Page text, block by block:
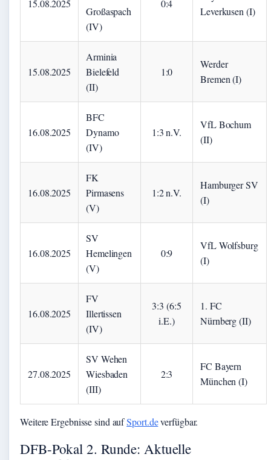
15.08.2025
Großaspach
(IV)
0:4
Leverkusen (I)
15.08.2025
Arminia
Bielefeld
(II)
1:0
Werder
Bremen (I)
16.08.2025
BFC
Dynamo
(IV)
1:3 n.V.
VfL Bochum
(II)
16.08.2025
FK
Pirmasens
(V)
1:2 n.V.
Hamburger SV
(I)
16.08.2025
SV
Hemelingen
(V)
0:9
VfL Wolfsburg
(I)
16.08.2025
FV
Illertissen
(IV)
3:3 (6:5
i.E.)
1. FC
Nürnberg (II)
27.08.2025
SV Wehen
Wiesbaden
(III)
2:3
FC Bayern
München (I)
Weitere Ergebnisse sind aufSport.deverfügbar.
DFB-Pokal 2. Runde: Aktuelle